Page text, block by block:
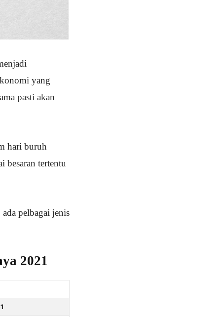
yang
pasti akan
hari buruh
tertentu
pelbagai jenis
2021